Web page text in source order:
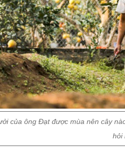
của ông Đạt được mùa nên cây
hỏi